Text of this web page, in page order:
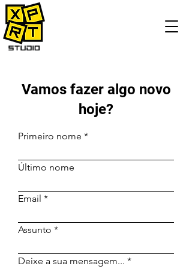
Vamos fazer algo novo
hoje?
Primeiro nome
Último nome
Email
Assunto
Deixe a sua mensagem...